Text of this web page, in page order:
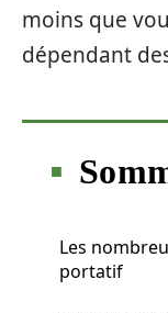
moins que
dépendant
Les
portatif